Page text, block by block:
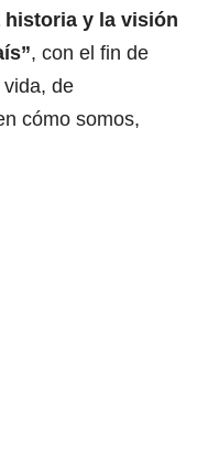
historia y la visión
, con el fin de
vida, de
cómo somos,